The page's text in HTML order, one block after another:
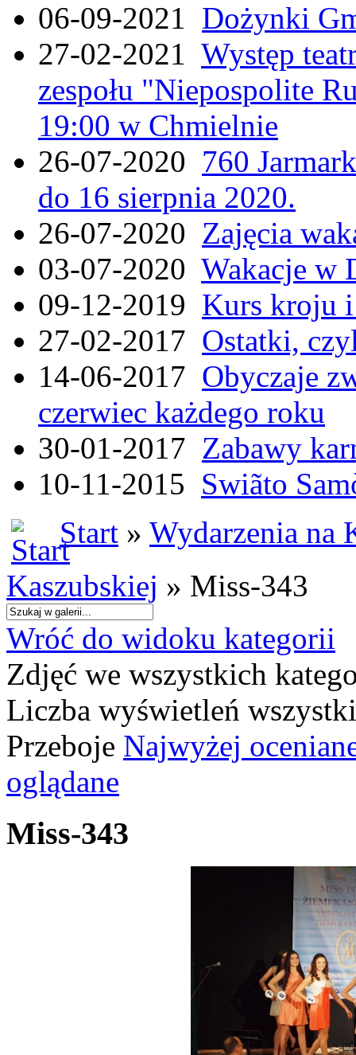
06-09-2021 Dożynki
27-02-2021 Występ
zespołu "Niepospolite
19:00 w Chmielnie
26-07-2020 760
do 16 sierpnia 2020.
26-07-2020 Zajęcia
03-07-2020 Wakacje w
09-12-2019 Kurs kroju i
27-02-2017 Ostatki,
14-06-2017 Obyczaje
czerwiec każdego roku
30-01-2017 Zabawy
10-11-2015 Swiãto
Start » Wydarzenia na
Kaszubskiej » Miss-343
Wróć do widoku kategorii
Zdjęć we wszystkich
Liczba wyświetleń
Przeboje Najwyżej
oglądane
Miss-343